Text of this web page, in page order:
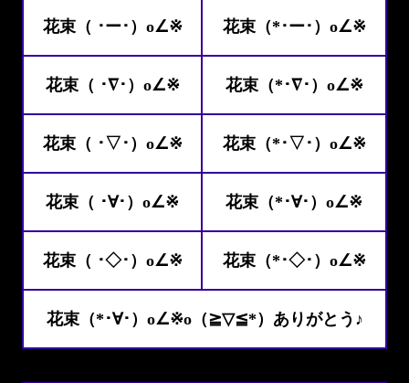
花束（ ･ー･）o∠※ 花束（*･ー･）o∠※
花束（ ･∇･）o∠※ 花束（*･∇･）o∠※
花束（ ･▽･）o∠※ 花束（*･▽･）o∠※
花束（ ･∀･）o∠※ 花束（*･∀･）o∠※
花束（ ･◇･）o∠※ 花束（*･◇･）o∠※
花束（*･∀･）o∠※o（≧▽≦*）ありがとう♪